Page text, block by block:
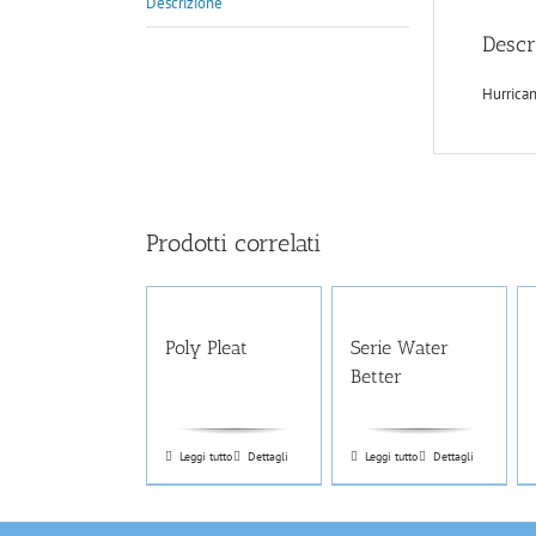
Prodotti correlati
Poly Pleat
Leggi tutto Dettagli
Serie Water
Better
Leggi tutto Dettagli